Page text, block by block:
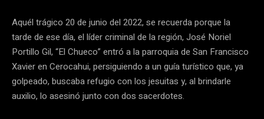
Aquél trágico 20 de junio del 2022, se recuerda porque la
tarde de ese día, el líder criminal de la región, José Noriel
Portillo Gil, “El Chueco” entró a la parroquia de San Francisco
Xavier en Cerocahui, persiguiendo a un guía turístico que, ya
golpeado, buscaba refugio con los jesuitas y, al brindarle
auxilio, lo asesinó junto con dos sacerdotes.